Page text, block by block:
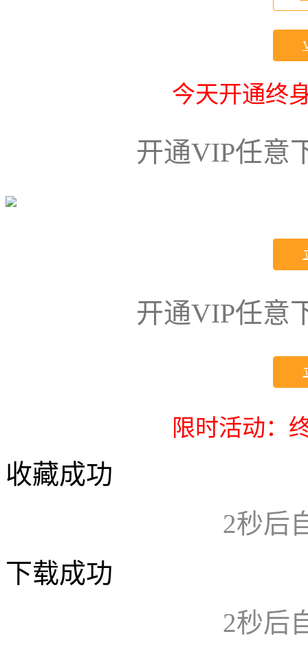
今天开通终
开通VIP任意
开通VIP任意
限时活动：
收藏成功
2秒后
下载成功
2秒后